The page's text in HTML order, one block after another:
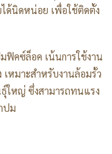
ด้นิดหน่อย เพื่อใช้ติดตั้ง
ฟิคซ์ล็อค เน้นการใช้งาน
หมาะสำหรับงานล้อมรั้ว
ใหญ่ ซึ่งสามารถทนแรง
ปม